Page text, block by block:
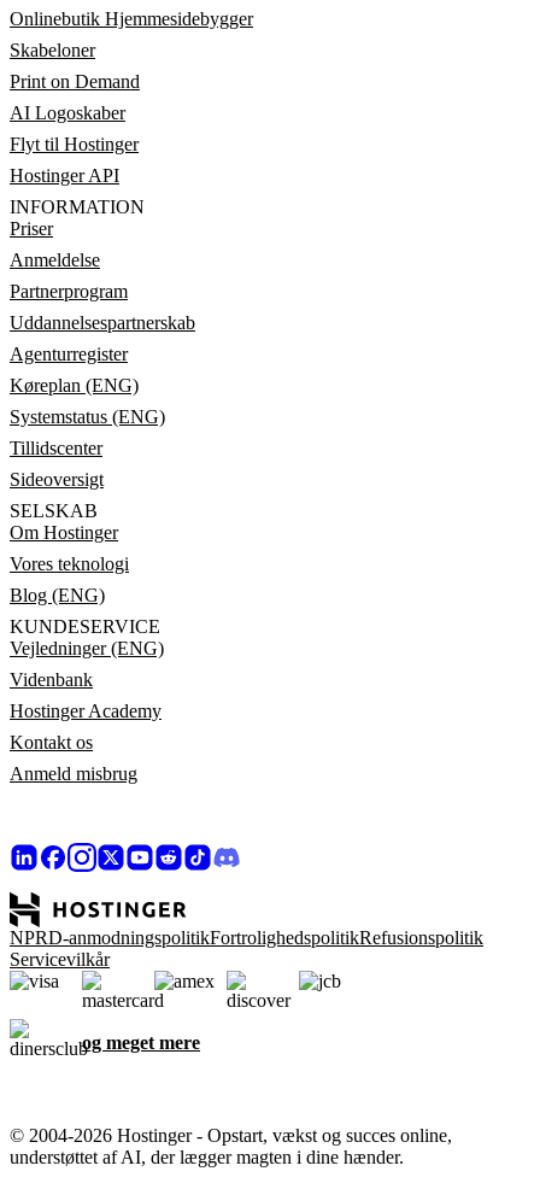
Onlinebutik Hjemmesidebygger
Skabeloner
Print on Demand
AI Logoskaber
Flyt til Hostinger
Hostinger API
INFORMATION
Priser
Anmeldelse
Partnerprogram
Uddannelsespartnerskab
Agenturregister
Køreplan (ENG)
Systemstatus (ENG)
Tillidscenter
Sideoversigt
SELSKAB
Om Hostinger
Vores teknologi
Blog (ENG)
KUNDESERVICE
Vejledninger (ENG)
Videnbank
Hostinger Academy
Kontakt os
Anmeld misbrug
NPRD-anmodningspolitikFortrolighedspolitikRefusionspolitik
Servicevilkår
og meget mere
© 2004-2026 Hostinger - Opstart, vækst og succes online,
understøttet af AI, der lægger magten i dine hænder.